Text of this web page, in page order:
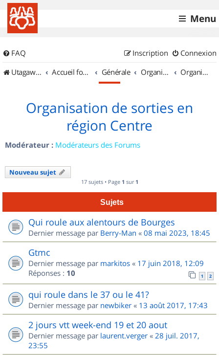
Menu
FAQ Connexion
Inscription
UtagawaVTT (Randos VTT et VTTAE avec traces GPS)
Accueil forum Générale Organisation de sorties & Recherche de partenaires Organisation de sorties en région Centre
Organisation de sorties en
région Centre
Modérateur : Modérateurs des Forums
Nouveau sujet
17 sujets • Page 1 sur 1
Sujets
Qui roule aux alentours de Bourges
Dernier message par Berry-Man « 08 mai 2023, 18:45
Gtmc
Dernier message par markitos « 17 juin 2018, 12:09
Réponses : 10 1 2
qui roule dans le 37 ou le 41?
Dernier message par newbiker « 13 août 2017, 17:43
2 jours vtt week-end 19 et 20 aout
Dernier message par laurent.verger « 28 juil. 2017,
23:55